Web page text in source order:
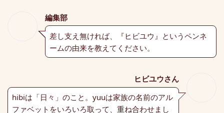
編集部
差し支え無ければ、『ヒビユウ』というペンネ
ームの由来を教えてください。
ヒビユウさん
hibiは「日々」のこと。yuuは家族の名前のアル
ファベットをいろいろ取って、重ね合わせまし